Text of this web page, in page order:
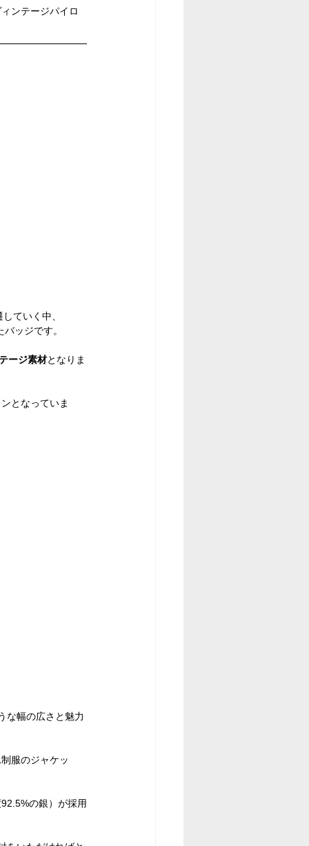
ンテージパイロ
ていく中、
ッジです。
ージ素材となりま
となっていま
な幅の広さと魅力
服のジャケッ
の銀）が採用